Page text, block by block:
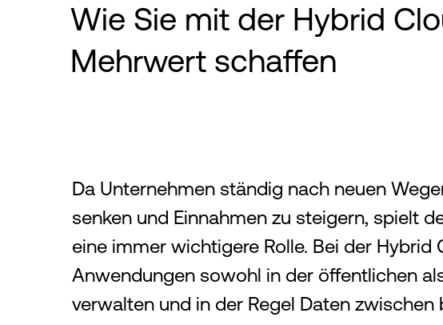
Wie Sie mit der Hybrid
Mehrwert schaffen
Da Unternehmen ständig nach neuen
senken und Einnahmen zu steigern, spielt
eine immer wichtigere Rolle. Bei der
Anwendungen sowohl in der öffentlichen
verwalten und in der Regel Daten zwischen